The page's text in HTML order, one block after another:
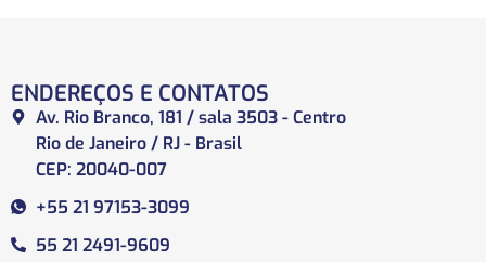
ENDEREÇOS E CONTATOS
Av. Rio Branco, 181 / sala 3503 - Centro
Rio de Janeiro / RJ - Brasil
CEP: 20040-007
+55 21 97153-3099
55 21 2491-9609